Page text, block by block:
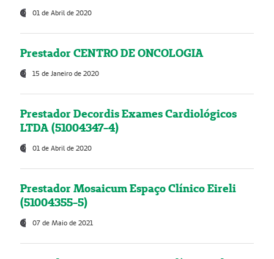
01 de Abril de 2020
Prestador CENTRO DE ONCOLOGIA
15 de Janeiro de 2020
Prestador Decordis Exames Cardiológicos
LTDA (51004347-4)
01 de Abril de 2020
Prestador Mosaicum Espaço Clínico Eireli
(51004355-5)
07 de Maio de 2021